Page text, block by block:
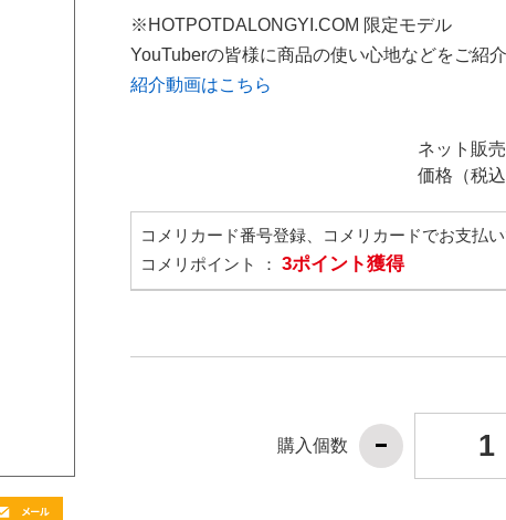
※HOTPOTDALONGYI.COM 限定モデル
YouTuberの皆様に商品の使い心地などをご紹
紹介動画はこちら
ネット販売
価格（税込
コメリカード番号登録、コメリカードでお支払
コメリポイント ： 3ポイント獲得
購入個数